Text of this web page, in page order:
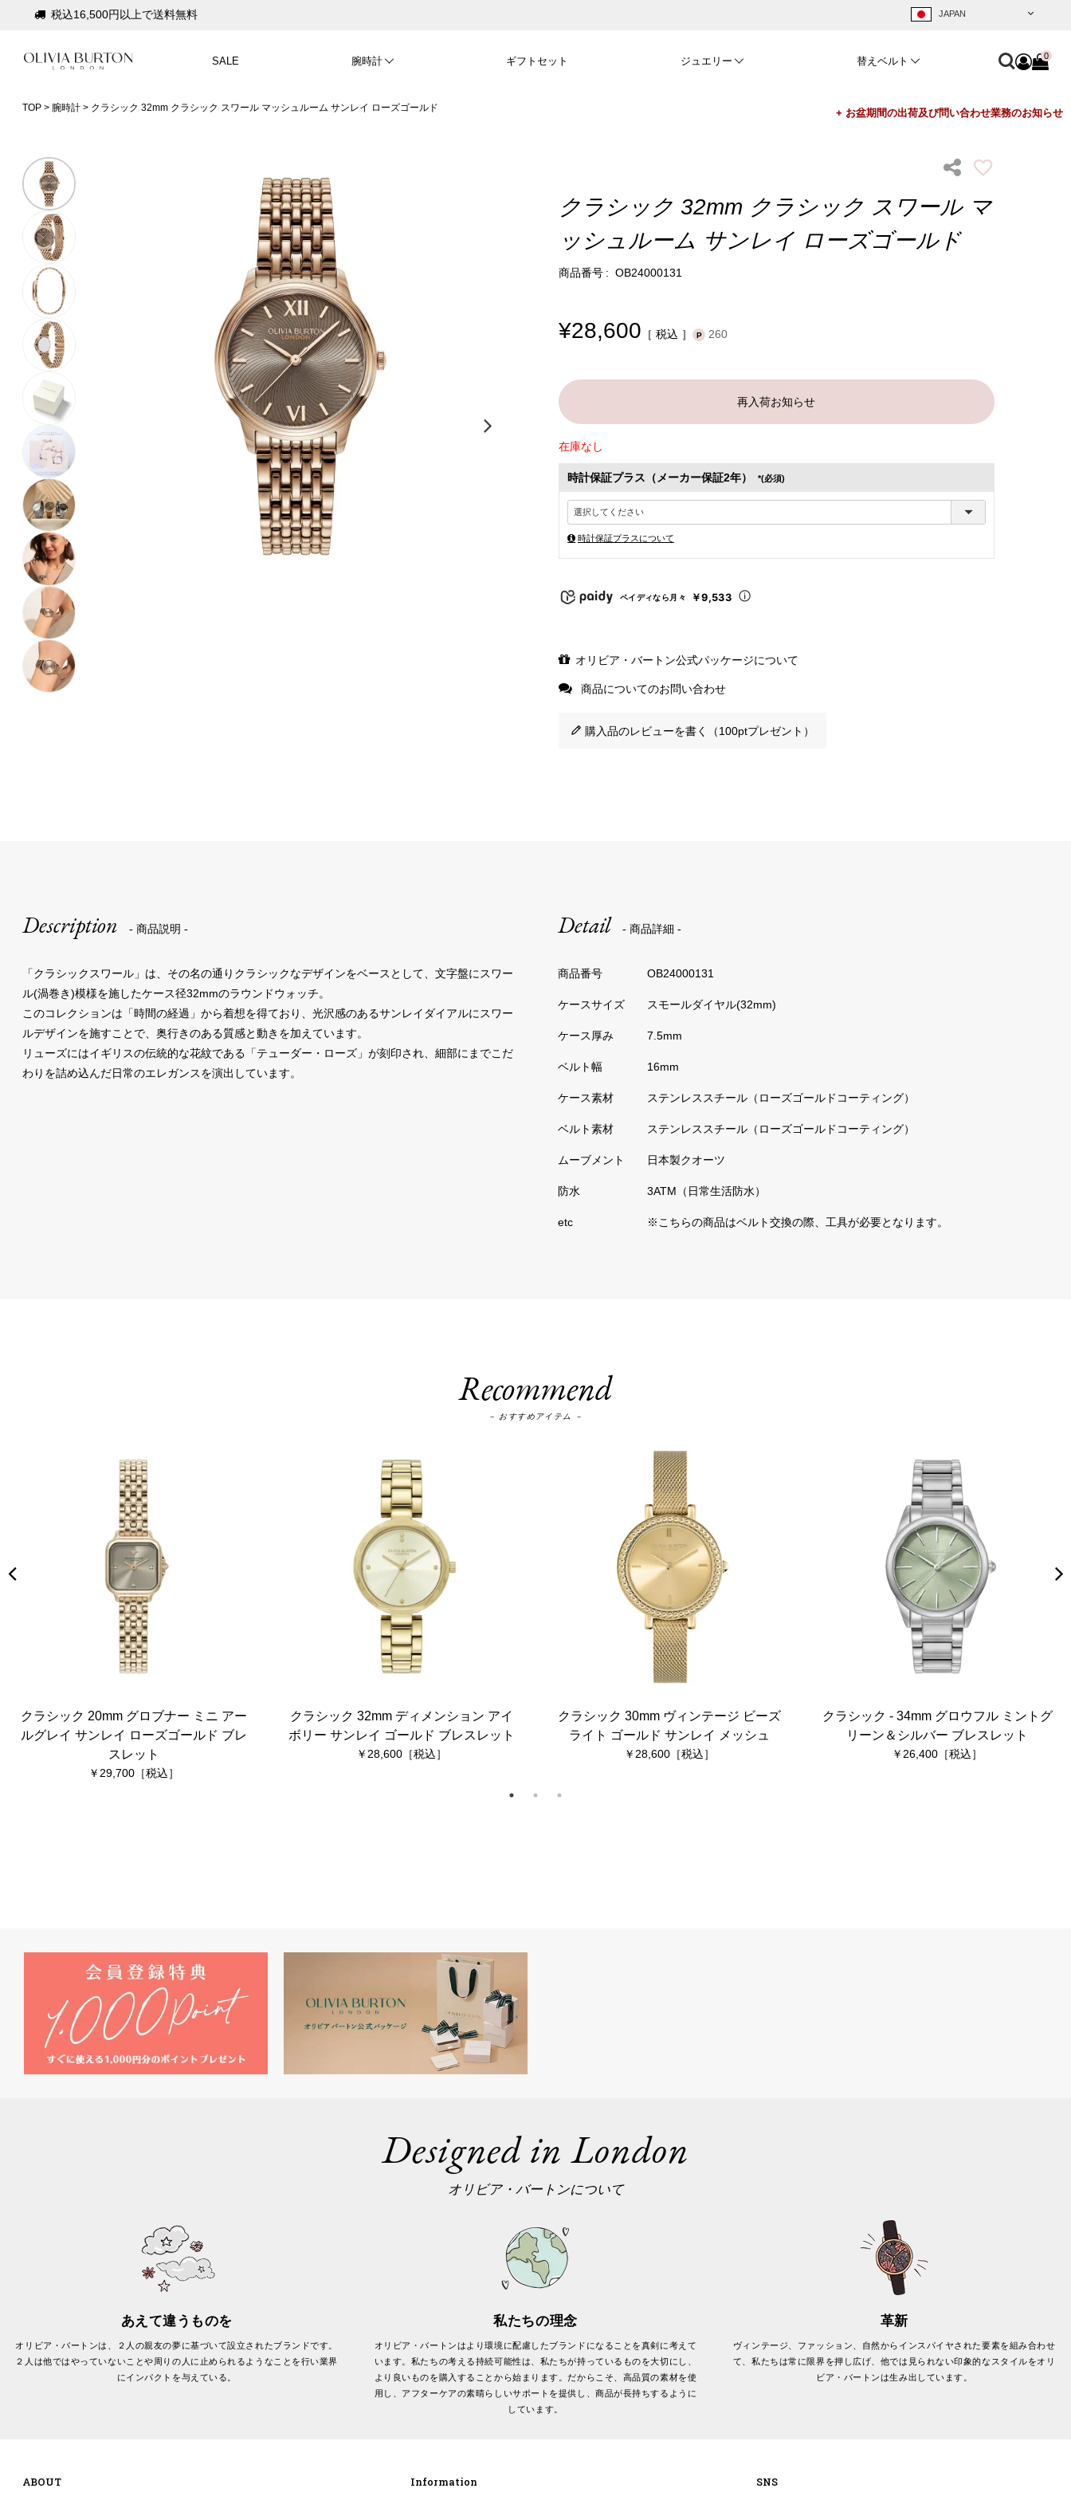
会員登録で1,000円分のポイントプレゼント
税込16,500円以上で送料無料
公式パッケージでお届け
SALE 腕時計 ギフトセット ジュエリー 替えベルト 0
TOP 腕時計 クラシック 32mm クラシック スワール マッシュルーム サンレイ ローズゴールド
クラシック 32mm クラシック スワール マ
ッシュルーム サンレイ ローズゴールド
商品番号 OB24000131
¥28,600 税込 260
再入荷お知らせ
在庫なし
時計保証プラス（メーカー保証2年） (必須)
時計保証プラスについて
ペイディなら月々 ￥9,533
オリビア・バートン公式パッケージについて
商品についてのお問い合わせ
購入品のレビューを書く（100ptプレゼント）
Description - 商品説明 -
「クラシックスワール」は、その名の通りクラシックなデザインをベースとして、文字盤にスワー
ル(渦巻き)模様を施したケース径32mmのラウンドウォッチ。
このコレクションは「時間の経過」から着想を得ており、光沢感のあるサンレイダイアルにスワー
ルデザインを施すことで、奥行きのある質感と動きを加えています。
リューズにはイギリスの伝統的な花紋である「テューダー・ローズ」が刻印され、細部にまでこだ
わりを詰め込んだ日常のエレガンスを演出しています。
Detail - 商品詳細 -
OB24000131
スモールダイヤル(32mm)
7.5mm
16mm
ステンレススチール（ローズゴールドコーティング）
ステンレススチール（ローズゴールドコーティング）
日本製クオーツ
3ATM（日常生活防水）
※こちらの商品はベルト交換の際、工具が必要となります。
Recommend
－ おすすめアイテム －
クラシック 20mm グロブナー ミニ アー
ルグレイ サンレイ ローズゴールド ブレ
スレット
29,700
クラシック 32mm ディメンション アイ
ボリー サンレイ ゴールド ブレスレット
28,600
クラシック 30mm ヴィンテージ ビーズ
ライト ゴールド サンレイ メッシュ
28,600
クラシック - 34mm グロウフル ミントグ
リーン＆シルバー ブレスレット
26,400
Designed in London
オリビア・バートンについて
あえて違うものを
オリビア・バートンは、２人の親友の夢に基づいて設立されたブランドです。
２人は他ではやっていないことや周りの人に止められるようなことを行い業界
にインパクトを与えている。
私たちの理念
オリビア・バートンはより環境に配慮したブランドになることを真剣に考えて
います。私たちの考える持続可能性は、私たちが持っているものを大切にし、
より良いものを購入することから始まります。だからこそ、高品質の素材を使
用し、アフターケアの素晴らしいサポートを提供し、商品が長持ちするように
しています。
革新
ヴィンテージ、ファッション、自然からインスパイヤされた要素を組み合わせ
て、私たちは常に限界を押し広げ、他では見られない印象的なスタイルをオリ
ビア・バートンは生み出しています。
ABOUT Information SNS